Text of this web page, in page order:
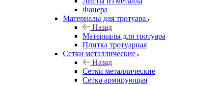
Фанера
Материалы для тротуара
Назад
Материалы для тротуара
Плитка тротуарная
Сетки металлические
Назад
Сетки металлические
Сетка армирующая